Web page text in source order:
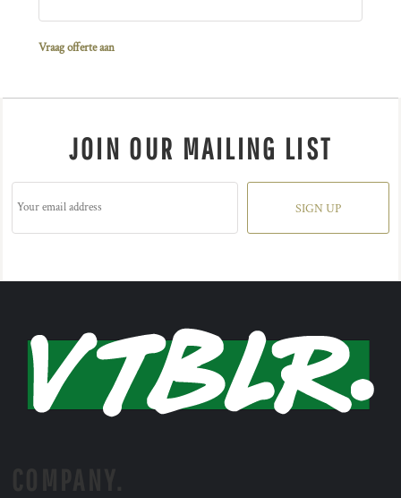
Vraag offerte aan
JOIN OUR MAILING LIST
SIGN UP